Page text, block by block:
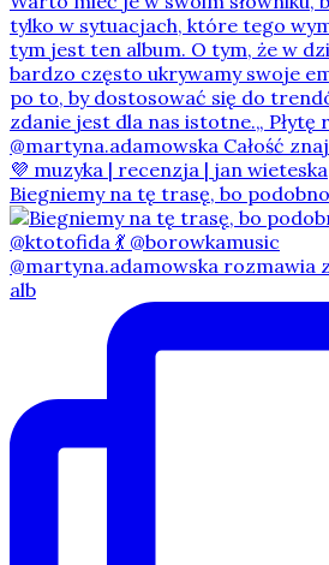
Biegniemy na tę trasę, bo
@martyna.adamowska rozmawia
alb